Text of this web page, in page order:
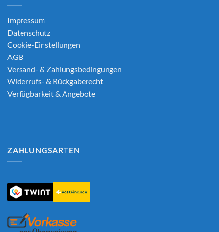
Impressum
Datenschutz
Cookie-Einstellungen
AGB
Versand- & Zahlungsbedingungen
Widerrufs- & Rückgaberecht
Verfügbarkeit & Angebote
ZAHLUNGSARTEN